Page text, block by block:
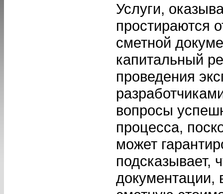
Услуги,
простираются
сметной
капитальный
проведения
вопросы
процесса,
может
подсказывает,
документации,